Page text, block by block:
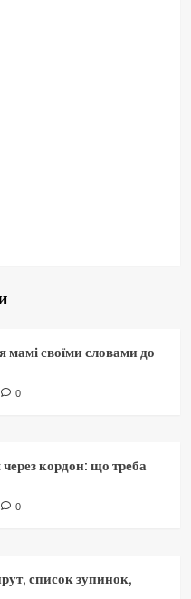
своїми словами до
0
кордон: що треба
0
список зупинок,